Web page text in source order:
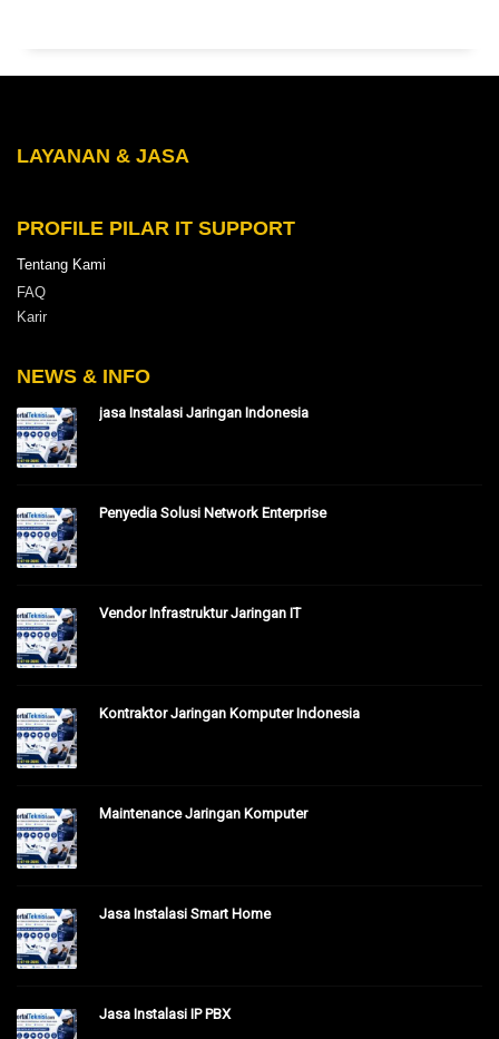
LAYANAN & JASA
PROFILE PILAR IT SUPPORT
Tentang Kami
FAQ
Karir
NEWS & INFO
jasa Instalasi Jaringan Indonesia
Penyedia Solusi Network Enterprise
Vendor Infrastruktur Jaringan IT
Kontraktor Jaringan Komputer Indonesia
Maintenance Jaringan Komputer
Jasa Instalasi Smart Home
Jasa Instalasi IP PBX